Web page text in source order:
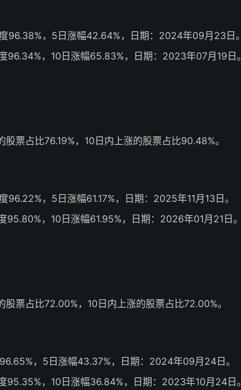
96.38%，5日涨幅42.64%，日期：2024年09月23日。
96.34%，10日涨幅65.83%，日期：2023年07月19日。
票占比76.19%，10日内上涨的股票占比90.48%。
，5日涨幅61.17%，日期：2025年11月13日。
，10日涨幅61.95%，日期：2026年01月21日。
票占比72.00%，10日内上涨的股票占比72.00%。
，5日涨幅43.37%，日期：2024年09月24日。
95.35%，10日涨幅36.84%，日期：2023年10月24日。